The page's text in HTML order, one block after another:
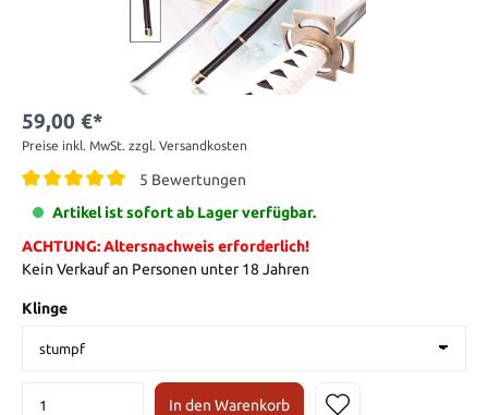
59,00 €*
Preise inkl. MwSt. zzgl. Versandkosten
5 Bewertungen
Artikel ist sofort ab Lager verfügbar.
ACHTUNG: Altersnachweis erforderlich!
Kein Verkauf an Personen unter 18 Jahren
Klinge
In den Warenkorb